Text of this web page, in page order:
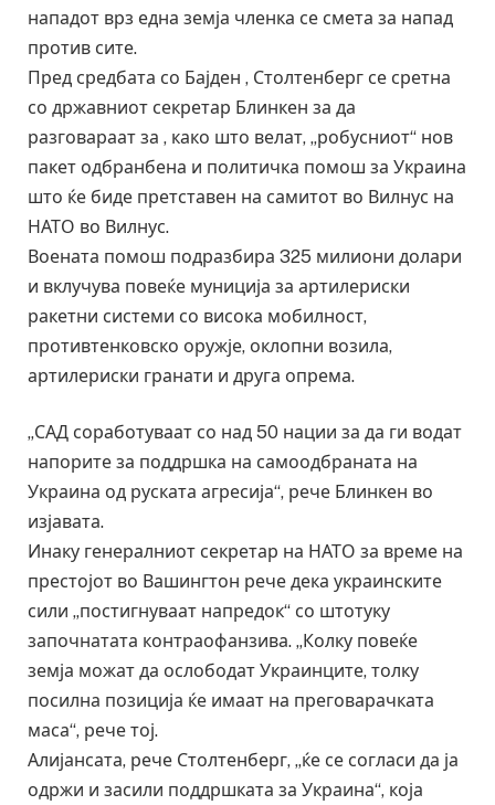
нападот врз една земја членка се смета за напад
против сите.
Пред средбата со Бајден , Столтенберг се сретна
со државниот секретар Блинкен за да
разговараат за , како што велат, „робусниот“ нов
пакет одбранбена и политичка помош за Украина
што ќе биде претставен на самитот во Вилнус на
НАТО во Вилнус.
Воената помош подразбира 325 милиони долари
и вклучува повеќе муниција за артилериски
ракетни системи со висока мобилност,
противтенковско оружје, оклопни возила,
артилериски гранати и друга опрема.
„САД соработуваат со над 50 нации за да ги водат
напорите за поддршка на самоодбраната на
Украина од руската агресија“, рече Блинкен во
изјавата.
Инаку генералниот секретар на НАТО за време на
престојот во Вашингтон рече дека украинските
сили „постигнуваат напредок“ со штотуку
започнатата контраофанзива. „Колку повеќе
земја можат да ослободат Украинците, толку
посилна позиција ќе имаат на преговарачката
маса“, рече тој.
Алијансата, рече Столтенберг, „ќе се согласи да ја
одржи и засили поддршката за Украина“, која